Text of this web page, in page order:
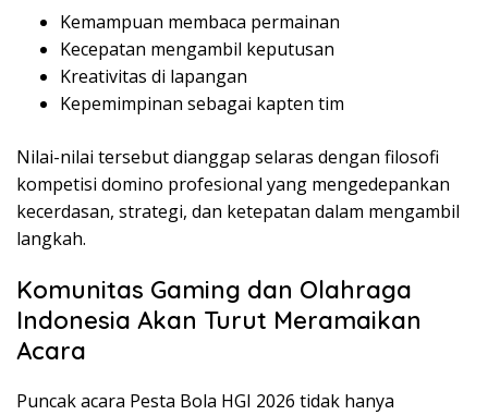
Kemampuan membaca permainan
Kecepatan mengambil keputusan
Kreativitas di lapangan
Kepemimpinan sebagai kapten tim
Nilai-nilai tersebut dianggap selaras dengan filosofi
kompetisi domino profesional yang mengedepankan
kecerdasan, strategi, dan ketepatan dalam mengambil
langkah.
Komunitas Gaming dan Olahraga
Indonesia Akan Turut Meramaikan
Acara
Puncak acara Pesta Bola HGI 2026 tidak hanya